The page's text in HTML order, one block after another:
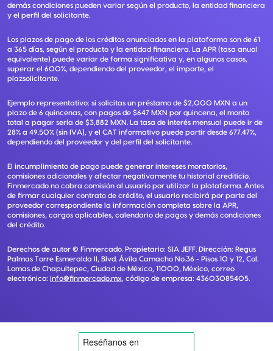
demás condiciones pueden variar según el producto, la entidad financiera
y el perfil del solicitante.
Los plazos de pago de los créditos anunciados en la plataforma son de 61
a 365 días, según el producto y la entidad financiera. La APR (tasa anual
equivalente) puede variar de forma significativa y, en algunos casos,
superar el 600%, dependiendo del proveedor, el importe, el
plazsolicitante.
Ejemplo representativo: si solicitas un préstamo de $2,000 MXN a un
plazo de 6 quincenas, con pagos de $647 MXN por quincena, el monto
total a pagar sería de $3,882 MXN. La tasa de interés mensual puede ir de
28% a 49.50% (sin IVA), y el CAT informativo puede partir desde 677.47%,
dependiendo del proveedor y del perfil del solicitante.
El incumplimiento de pago puede generar intereses moratorios,
comisiones adicionales y afectar negativamente tu historial crediticio.
Finmercado no cobra comisión al usuario por utilizar la plataforma. Antes
de firmar cualquier contrato de crédito, el usuario recibirá por parte del
proveedor correspondiente la información completa sobre la APR,
comisiones, cargos aplicables, calendario de pagos y demás condiciones
del crédito.
Derechos de autor © Finmercado. Propietario: SIA JEFF. Dirección: Regus
Palmas Torre Esmeralda II, Blvd. Ávila Camacho No.36 - Pisos 10 y 12, Col.
Lomas de Chapultepec, Ciudad de México, 11000, México, correo
electrónico: info@finmercado.mx, código de empresa: 43603085405.